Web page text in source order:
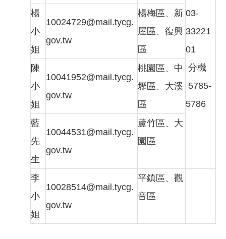
03-
33221
01
分機
5785-
5786
楊
小
姐
10024729@mail.tycg.
gov.tw
楊梅區、新
屋區、復興
區
陳
小
姐
10041952@mail.tycg.
gov.tw
桃園區、中
壢區、大溪
區
藍
先
生
10044531@mail.tycg.
gov.tw
蘆竹區、大
園區
李
小
姐
10028514@mail.tycg.
gov.tw
平鎮區、觀
音區